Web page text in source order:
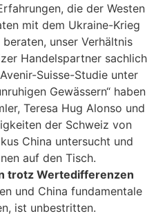
die der Westen
mit dem Ukraine-Krieg
unser Verhältnis
Handelspartner sachlich
Suisse-Studie unter
Gewässern“ haben
Teresa Hug Alonso und
der Schweiz von
China untersucht und
auf den Tisch.
trotz Wertedifferenzen
und China fundamentale
ist unbestritten.